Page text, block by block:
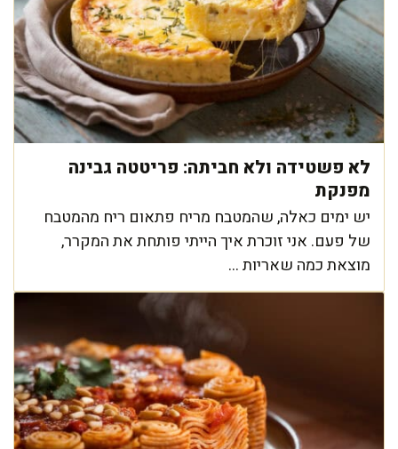
לא פשטידה ולא חביתה: פריטטה גבינה
מפנקת
יש ימים כאלה, שהמטבח מריח פתאום ריח מהמטבח
של פעם. אני זוכרת איך הייתי פותחת את המקרר,
מוצאת כמה שאריות ...